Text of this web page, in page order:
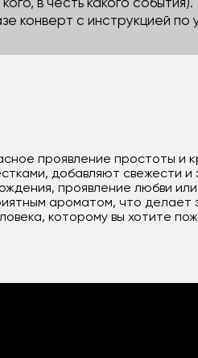
в честь какого события).
конверт с инструкцией
проявление простоты и
добавляют свежести
проявление любви
ароматом, что
которому вы хотите